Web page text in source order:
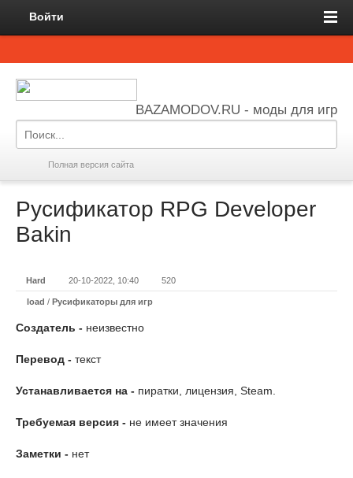
Войти
BAZAMODOV.RU - моды для игр
Полная версия сайта
Русификатор RPG Developer
Bakin
Hard 20-10-2022, 10:40 520
load / Русификаторы для игр
Создатель - неизвестно
Перевод - текст
Устанавливается на - пиратки, лицензия, Steam.
Требуемая версия - не имеет значения
Заметки - нет